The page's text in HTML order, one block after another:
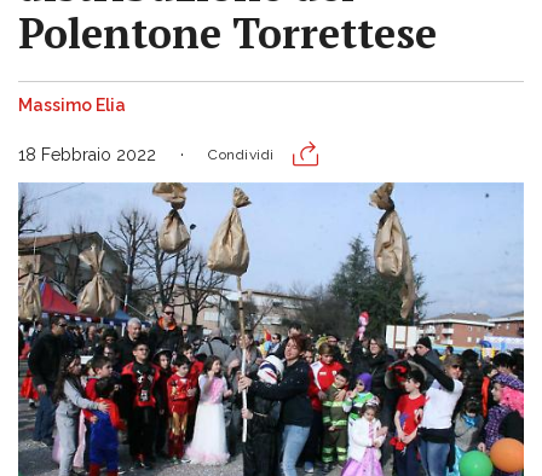
Polentone Torrettese
Massimo Elia
18 Febbraio 2022 Condividi